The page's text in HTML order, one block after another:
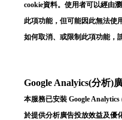
我 要 註 冊
cookie資料。使用者可以經由
此項功能，但可能因此無法使
如何取消、或限制此項功能，
Google Analyics(分析)
本服務已安裝 Google
於提供分析廣告投放效益及優